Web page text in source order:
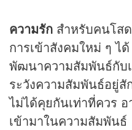
ความรัก สำหรับคนโส
การเข้าสังคมใหม่ ๆ
พัฒนาความสัมพันธ์กับ
ระวังความสัมพันธ์อยู่
ไม่ได้คุยกันเท่าที่ควร
เข้ามาในความสัมพันธ์